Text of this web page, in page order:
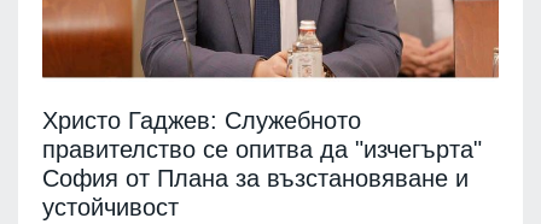
Христо Гаджев: Служебното
правителство се опитва да "изчегърта"
София от Плана за възстановяване и
устойчивост